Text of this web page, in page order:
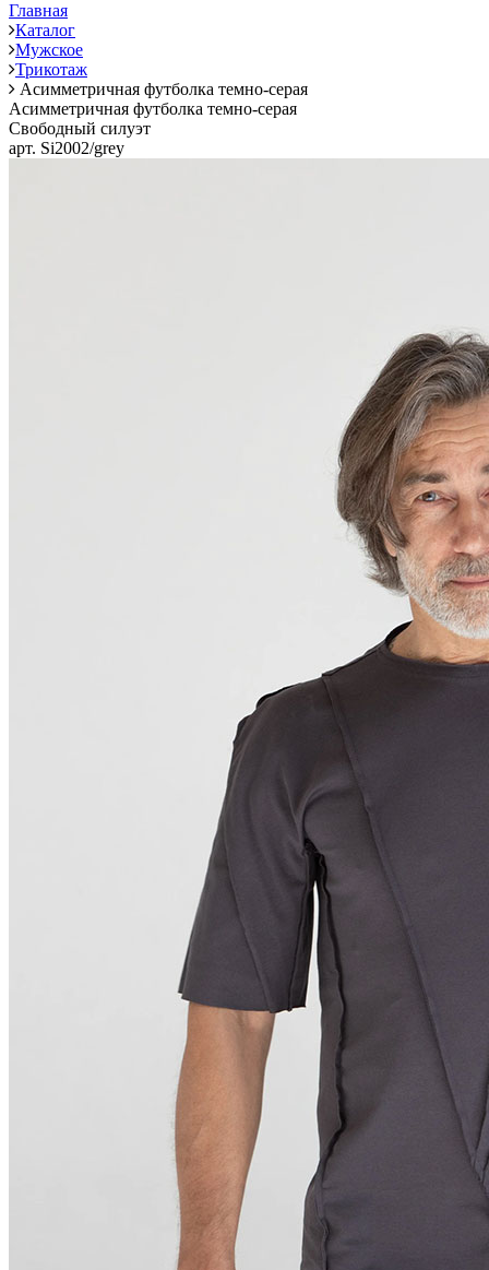
Главная
Каталог
Мужское
Трикотаж
Асимметричная футболка темно‑серая
Асимметричная футболка темно‑серая
Свободный силуэт
арт. Si2002/grey